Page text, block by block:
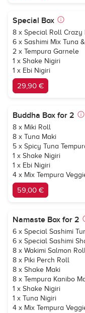
Special Box
8 x Special Roll Crazy
6 x Sashimi Mix Tuna
2 x Tempura Garnele
1 x Shake Nigiri
1 x Ebi Nigiri
29,90 €
Buddha Box for 2
8 x Miki Roll
8 x Tuna Maki
5 x Spicy Tuna
1 x Shake Nigiri
1 x Ebi Nigiri
4 x Mix Tempura
59,00 €
Namaste Box for 2
6 x Special Sashimi
6 x Special Sashimi
8 x Wakimi Salmon
8 x Piki Perch Roll
8 x Shake Maki
8 x Tempura Kanibo
1 x Shake Nigiri
1 x Tuna Nigiri
4 x Mix Tempura